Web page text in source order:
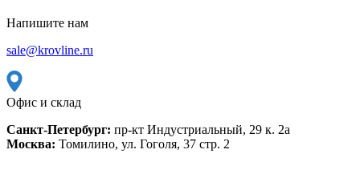
Напишите нам
sale@krovline.ru
Офис и склад
Санкт-Петербург: пр-кт Индустриальный, 29 к. 2а
Москва: Томилино, ул. Гоголя, 37 стр. 2